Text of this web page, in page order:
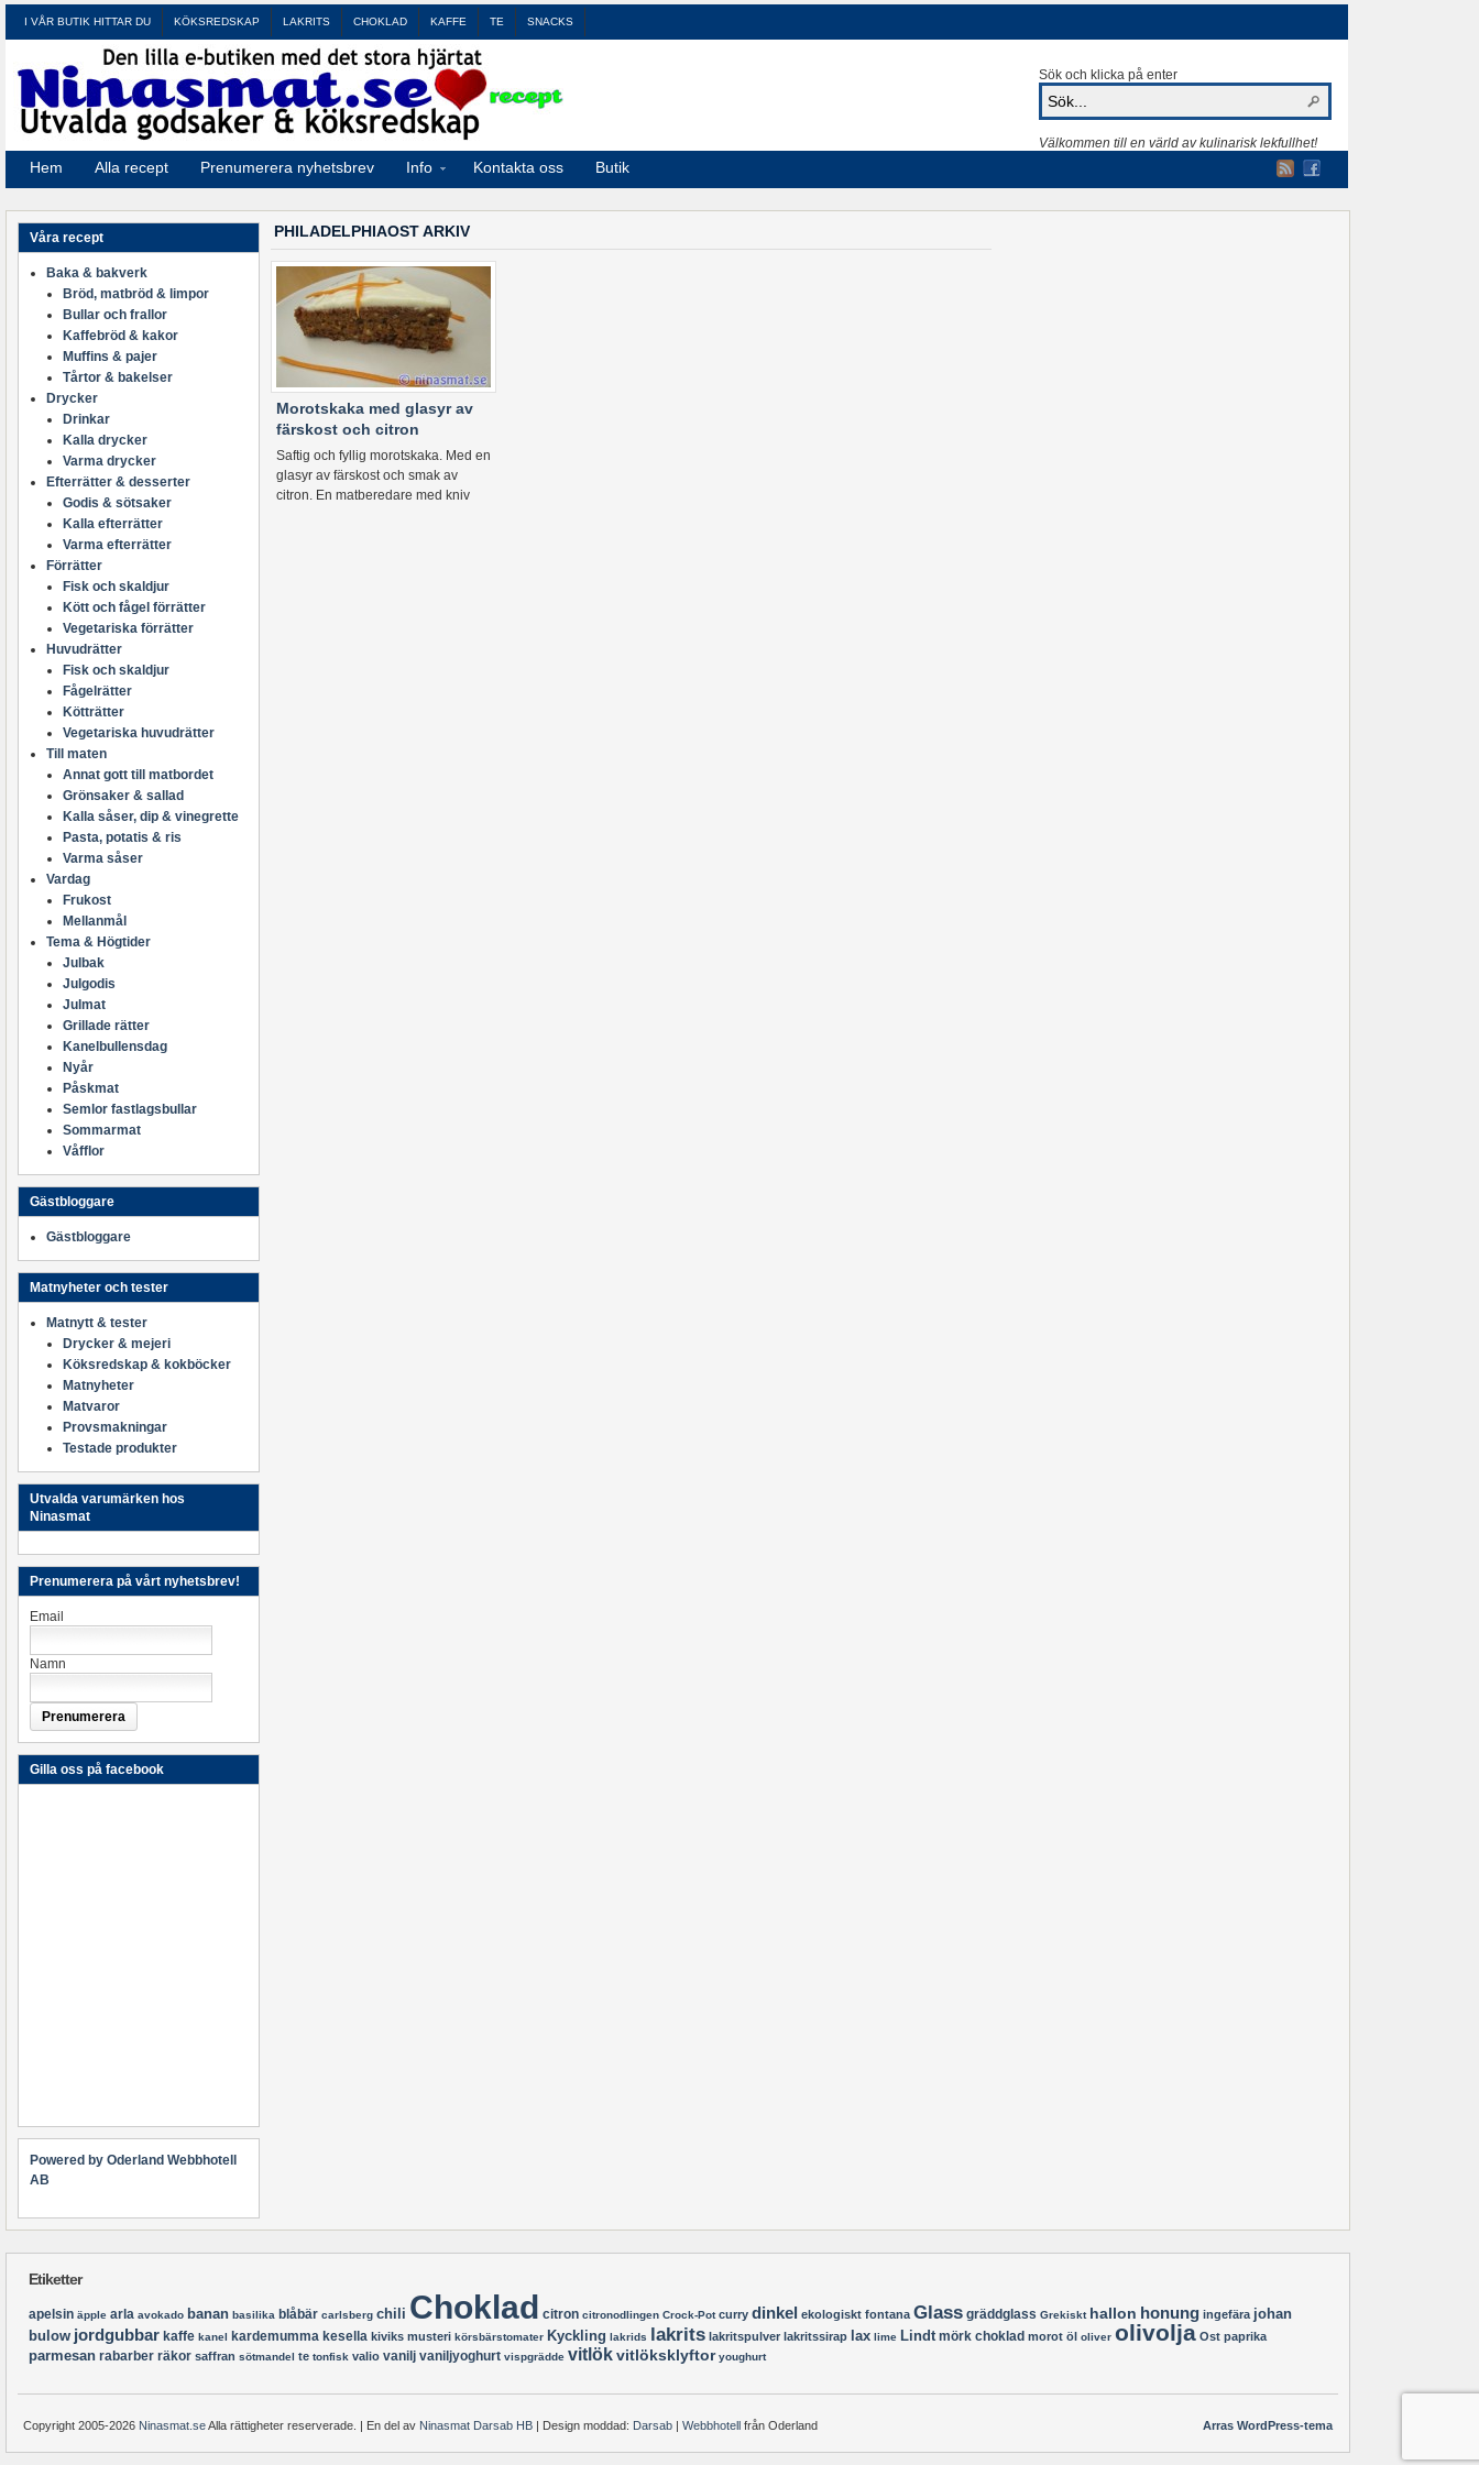
I VÅR BUTIK HITTAR DU KÖKSREDSKAP LAKRITS CHOKLAD KAFFE TE SNACKS
Sök och klicka på enter
Välkommen till en värld av kulinarisk lekfullhet!
Hem Alla recept Prenumerera nyhetsbrev Info Kontakta oss Butik
PHILADELPHIAOST ARKIV
Morotskaka med glasyr av
färskost och citron
Saftig och fyllig morotskaka. Med en
glasyr av färskost och smak av
citron. En matberedare med kniv
Våra recept
Baka & bakverk
Bröd, matbröd & limpor
Bullar och frallor
Kaffebröd & kakor
Muffins & pajer
Tårtor & bakelser
Drycker
Drinkar
Kalla drycker
Varma drycker
Efterrätter & desserter
Godis & sötsaker
Kalla efterrätter
Varma efterrätter
Förrätter
Fisk och skaldjur
Kött och fågel förrätter
Vegetariska förrätter
Huvudrätter
Fisk och skaldjur
Fågelrätter
Kötträtter
Vegetariska huvudrätter
Till maten
Annat gott till matbordet
Grönsaker & sallad
Kalla såser, dip & vinegrette
Pasta, potatis & ris
Varma såser
Vardag
Frukost
Mellanmål
Tema & Högtider
Julbak
Julgodis
Julmat
Grillade rätter
Kanelbullensdag
Nyår
Påskmat
Semlor fastlagsbullar
Sommarmat
Våfflor
Gästbloggare
Gästbloggare
Matnyheter och tester
Matnytt & tester
Drycker & mejeri
Köksredskap & kokböcker
Matnyheter
Matvaror
Provsmakningar
Testade produkter
Utvalda varumärken hos
Ninasmat
Prenumerera på vårt nyhetsbrev!
Email
Namn
Gilla oss på facebook
Powered by Oderland Webbhotell
AB
Etiketter
apelsin äpple arla avokado banan basilika blåbär carlsberg chili Choklad citron citronodlingen Crock-Pot curry dinkel ekologiskt fontana Glass gräddglass Grekiskt hallon honung ingefära johan
bulow jordgubbar kaffe kanel kardemumma kesella kiviks musteri körsbärstomater Kyckling lakrids lakrits lakritspulver lakritssirap lax lime Lindt mörk choklad morot öl oliver olivolja Ost paprika
parmesan rabarber räkor saffran sötmandel te tonfisk valio vanilj vaniljyoghurt vispgrädde vitlökvitlöksklyftor youghurt
Arras WordPress-tema
Copyright 2005-2026 Ninasmat.seAlla rättigheter reserverade. | En del av Ninasmat Darsab HB | Design moddad: Darsab | Webbhotell från Oderland